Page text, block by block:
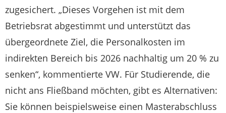
zugesichert. „Dieses Vorgehen ist mit dem
Betriebsrat abgestimmt und unterstützt das
übergeordnete Ziel, die Personalkosten im
indirekten Bereich bis 2026 nachhaltig um 20 % zu
senken“, kommentierte VW. Für Studierende, die
nicht ans Fließband möchten, gibt es Alternativen:
Sie können beispielsweise einen Masterabschluss